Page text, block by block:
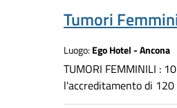
Tumori
Luogo: Ego Hotel - Ancona
TUMORI FEMMINILI :
l'accreditamento di